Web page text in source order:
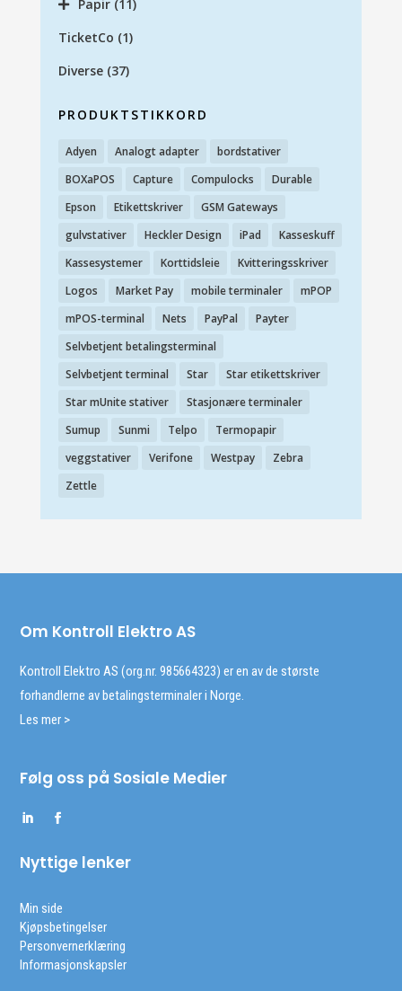
Papir (11)
TicketCo (1)
Diverse (37)
PRODUKTSTIKKORD
Adyen Analogt adapter
bordstativer
BOXaPOS
Capture Compulocks
Durable
Epson
Etikettskriver
GSM Gateways
gulvstativer
Heckler Design iPad
Kasseskuff
Kassesystemer
Korttidsleie
Kvitteringsskriver
Logos
Market Pay mobile terminaler
mPOP
mPOS-terminal
Nets PayPal
Payter
Selvbetjent betalingsterminal
Selvbetjent terminal
Star
Star etikettskriver
Star mUnite stativer
Stasjonære terminaler
Sumup
Sunmi Telpo
Termopapir
veggstativer
Verifone Westpay
Zebra
Zettle
Om Kontroll Elektro AS
Kontroll Elektro AS (org.nr. 985664323) er en av de største
forhandlerne av betalingsterminaler i Norge.
Les mer >
Følg oss på Sosiale Medier
Nyttige lenker
Min side
Kjøpsbetingelser
Personvernerklæring
Informasjonskapsler